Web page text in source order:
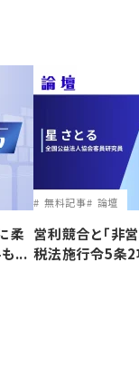
柔
...
無料記事 論壇
営利競合と｢非
税法施行令5条